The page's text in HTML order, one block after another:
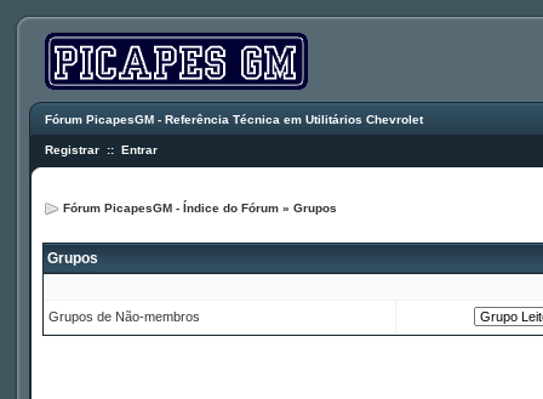
Fórum PicapesGM - Referência Técnica em Utilitários Chevrolet
Registrar :: Entrar
Fórum PicapesGM - Índice do Fórum » Grupos
Grupos
Grupos de Não-membros